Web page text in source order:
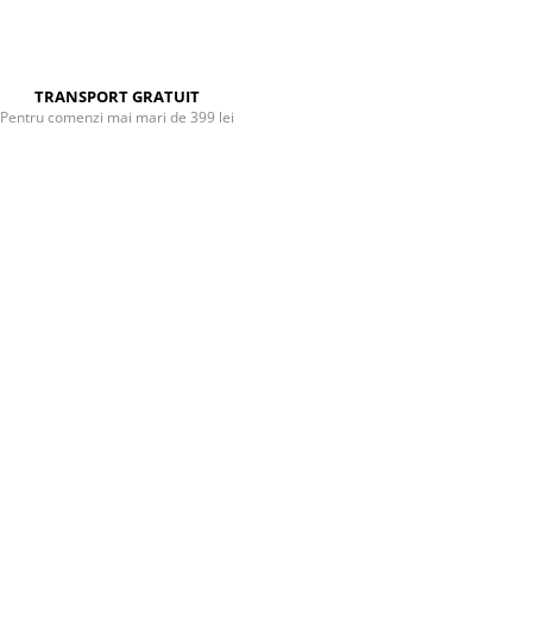
TRANSPORT GRATUIT
Pentru comenzi mai mari de 399 lei